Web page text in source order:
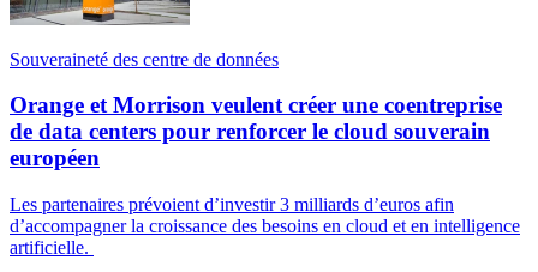
Souveraineté des centre de données
Orange et Morrison veulent créer une coentreprise
de data centers pour renforcer le cloud souverain
européen
Les partenaires prévoient d’investir 3 milliards d’euros afin
d’accompagner la croissance des besoins en cloud et en intelligence
artificielle.